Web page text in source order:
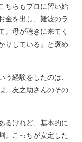
ちらもプロに習い始
金を出し、難波のラ
。母が聴きに来てく
りしている』と褒め
経験をしたのは、
、友之助さんのその
るけれど、基本的に
。こっちが安定した